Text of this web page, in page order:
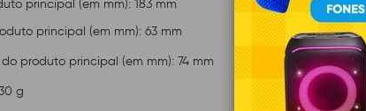
principal (em mm): 183 mm
principal (em mm): 63 mm
produto principal (em mm): 74 mm
g